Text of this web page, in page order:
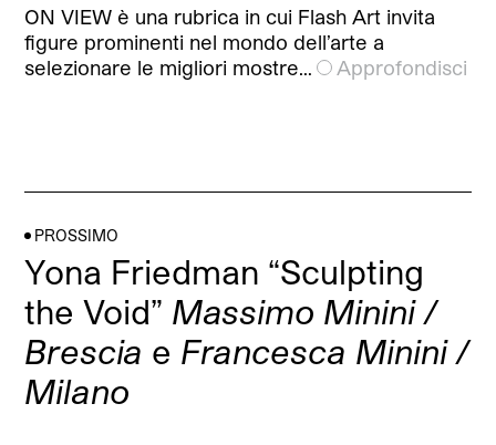
ON VIEW è una rubrica in cui Flash Art invita
figure prominenti nel mondo dell’arte a
selezionare le migliori mostre…
Approfondisci
PROSSIMO
Yona Friedman “Sculpting
the Void” Massimo Minini /
Brescia e Francesca Minini /
Milano